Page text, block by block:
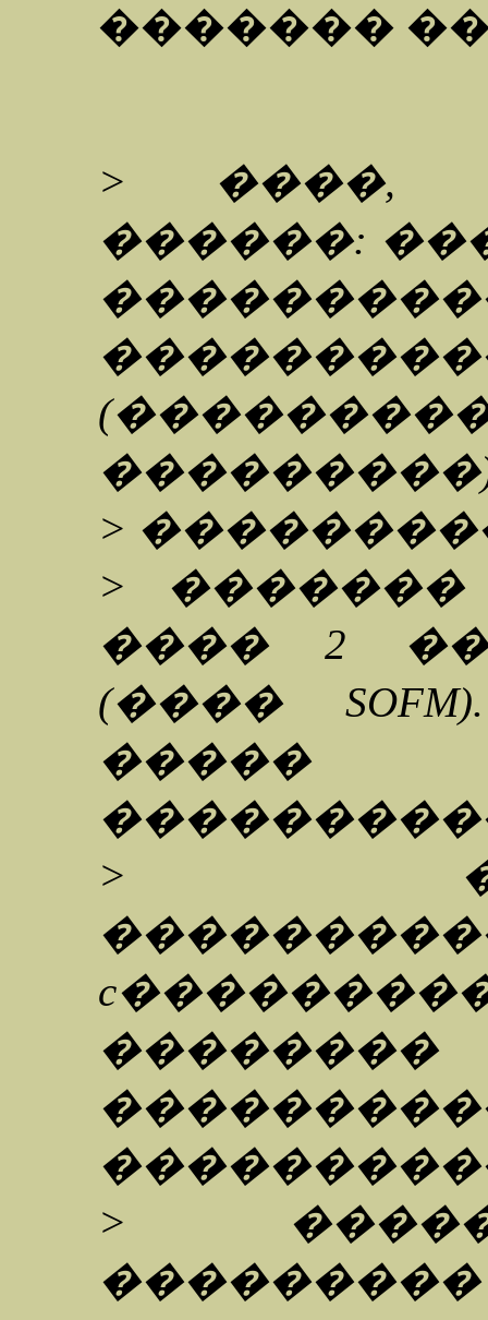
�������
> ����,
������:
>
>
���� 2
(����
>
��������
>